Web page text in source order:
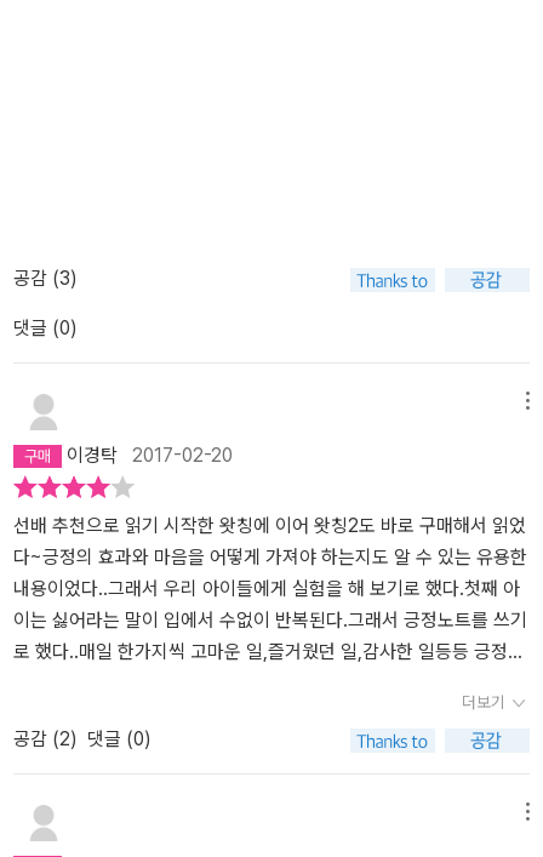
공감 (3)
댓글 (0)
이경탁 2017-02-20
선배 추천으로 읽기 시작한 왓칭에 이어 왓칭2도 바로 구매해서 읽었
다~긍정의 효과와 마음을 어떻게 가져야 하는지도 알 수 있는 유용한
내용이었다..그래서 우리 아이들에게 실험을 해 보기로 했다.첫째 아
이는 싫어라는 말이 입에서 수없이 반복된다.그래서 긍정노트를 쓰기
로 했다..매일 한가지씩 고마운 일,즐거웠던 일,감사한 일등등 긍정적
어떻게 변해 있을까 매우 궁금하다...둘째 아이도 함께 해보기로 했다.
말이 워낙 없는 아이라서 이 노트를 쓰면서 부모와 자연스럽게 대화
를 할 수 있었으면좋겠다...앞으로가 기대된다..
더보기
공감 (2) 댓글 (0)